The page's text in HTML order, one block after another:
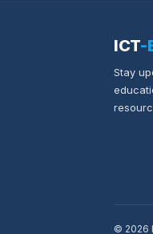
ICT-
Stay
© 2026